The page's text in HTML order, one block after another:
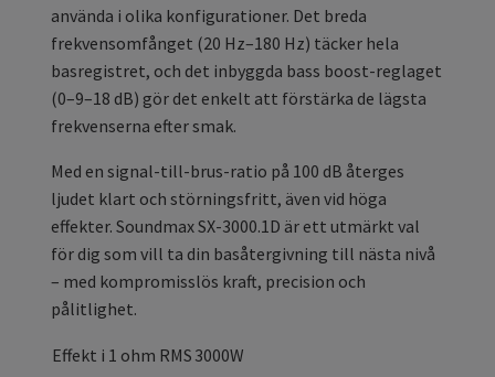
använda i olika konfigurationer. Det breda
frekvensomfånget (20 Hz–180 Hz) täcker hela
basregistret, och det inbyggda bass boost-reglaget
(0–9–18 dB) gör det enkelt att förstärka de lägsta
frekvenserna efter smak.
Med en signal-till-brus-ratio på 100 dB återges
ljudet klart och störningsfritt, även vid höga
effekter. Soundmax SX-3000.1D är ett utmärkt val
för dig som vill ta din basåtergivning till nästa nivå
– med kompromisslös kraft, precision och
pålitlighet.
Effekt i 1 ohm RMS 3000W